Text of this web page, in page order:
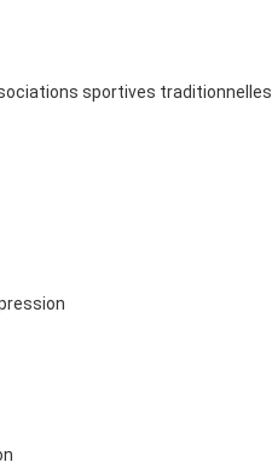
sportives traditionnelles